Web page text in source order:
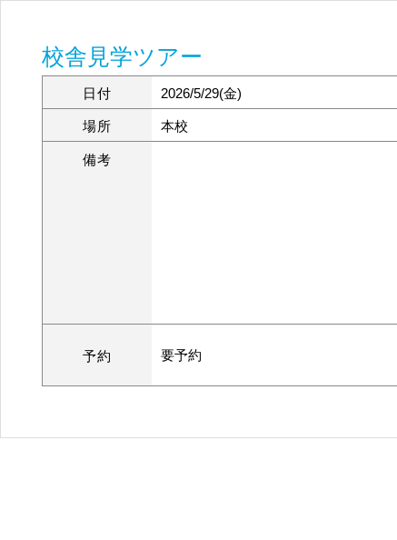
校舎見学ツアー
日付 2026/5/29(金)
場所 本校
備考
予約 要予約